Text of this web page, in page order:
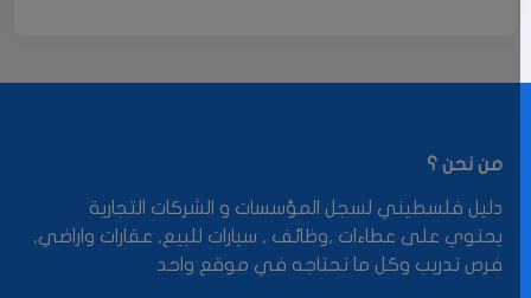
من نحن ؟
دليل فلسطيني لسجل المؤسسات و الشركات التجارية
يحتوي على عطاءات ,وظائف , سيارات للبيع, عقارات واراضي,
فرص تدريب وكل ما تحتاجه في موقع واحد